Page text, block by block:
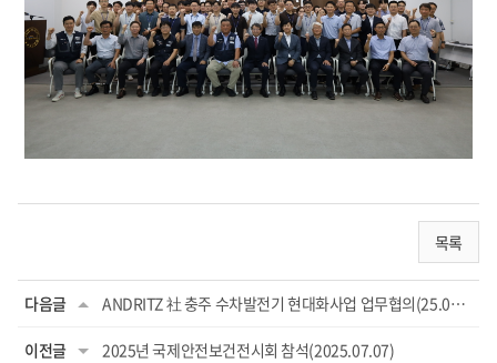
목록
다음글 ANDRITZ 社 충주 수차발전기 현대화사업 업무협의(25.09.30)
이전글 2025년 국제안전보건전시회 참석(2025.07.07)